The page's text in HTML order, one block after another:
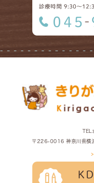
TEL:
〒226-0016 神奈川県横
>